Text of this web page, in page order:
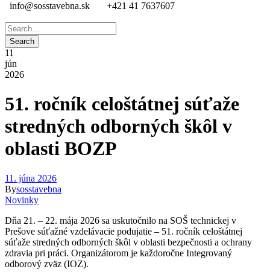
info@sosstavebna.sk
+421 41 7637607
11
jún
2026
51. ročník celoštátnej súťaže
stredných odborných škôl v
oblasti BOZP
11. júna 2026
Bysosstavebna
Novinky
Dňa 21. – 22. mája 2026 sa uskutočnilo na SOŠ technickej v
Prešove súťažné vzdelávacie podujatie – 51. ročník celoštátnej
súťaže stredných odborných škôl v oblasti bezpečnosti a ochrany
zdravia pri práci. Organizátorom je každoročne Integrovaný
odborový zväz (IOZ).